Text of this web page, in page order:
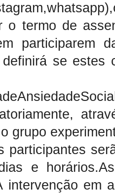
o termo de
participarem
se estes
grupo
participantes
e
intervenção em